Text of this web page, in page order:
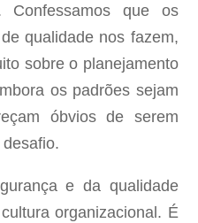
Confessamos que os
qualidade nos fazem,
sobre o planejamento
os padrões sejam
óbvios de serem
e da qualidade
organizacional. É